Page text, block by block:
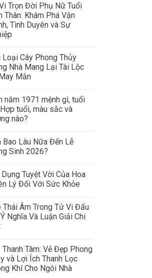
Trọn Đời Phụ Nữ Tuổi
Thân: Khám Phá Vận
Tình Duyên và Sự
Loại Cây Phong Thủy
Nhà Mang Lại Tài Lộc
Mắn
năm 1971 mệnh gì, tuổi
tuổi, màu sắc và
nào?
Bao Lâu Nữa Đến Lễ
Sinh 2026?
Dụng Tuyệt Vời Của Hoa
Lý Đối Với Sức Khỏe
Thái Âm Trong Tử Vi Đẩu
Nghĩa Và Luận Giải Chi
Thanh Tâm: Vẻ Đẹp Phong
và Lợi Ích Thanh Lọc
Khí Cho Ngôi Nhà